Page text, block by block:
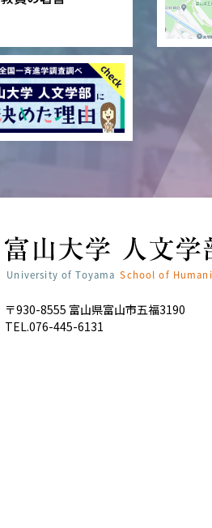
〒930-8555 富山県富山市五福3190
TEL.076-445-6131